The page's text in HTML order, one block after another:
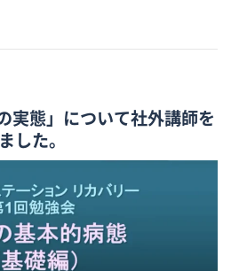
実態」について社外講師を
した。